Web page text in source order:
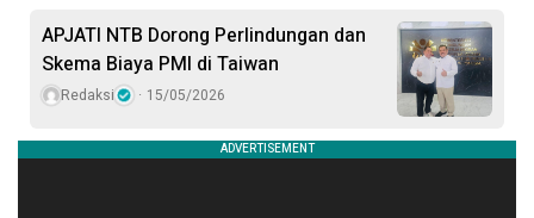
APJATI NTB Dorong Perlindungan dan
Skema Biaya PMI di Taiwan
Redaksi 15/05/2026